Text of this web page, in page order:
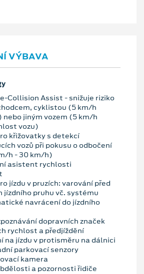
VÝBAVA
Collision Assist - snižuje riziko
cyklistou (5 km/h
nebo jiným vozem (5 km/h
vozu)
křižovatky s detekcí
vozů při pokusu o odbočení
h - 30 km/h)
asistent rychlosti
jízdu v pruzích: varování před
jízdního pruhu vč. systému
navrácení do jízdního
dopravních značek
rychlost a předjíždění
na jízdu v protisměru na dálnici
parkovací senzory
kamera
a pozornosti řidiče